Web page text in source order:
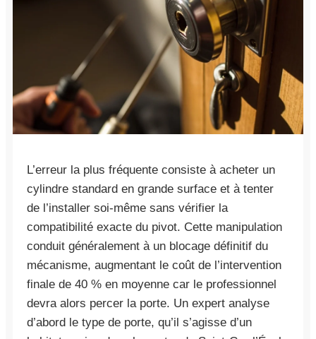
L’erreur la plus fréquente consiste à acheter un
cylindre standard en grande surface et à tenter
de l’installer soi-même sans vérifier la
compatibilité exacte du pivot. Cette manipulation
conduit généralement à un blocage définitif du
mécanisme, augmentant le coût de l’intervention
finale de 40 % en moyenne car le professionnel
devra alors percer la porte. Un expert analyse
d’abord le type de porte, qu’il s’agisse d’un